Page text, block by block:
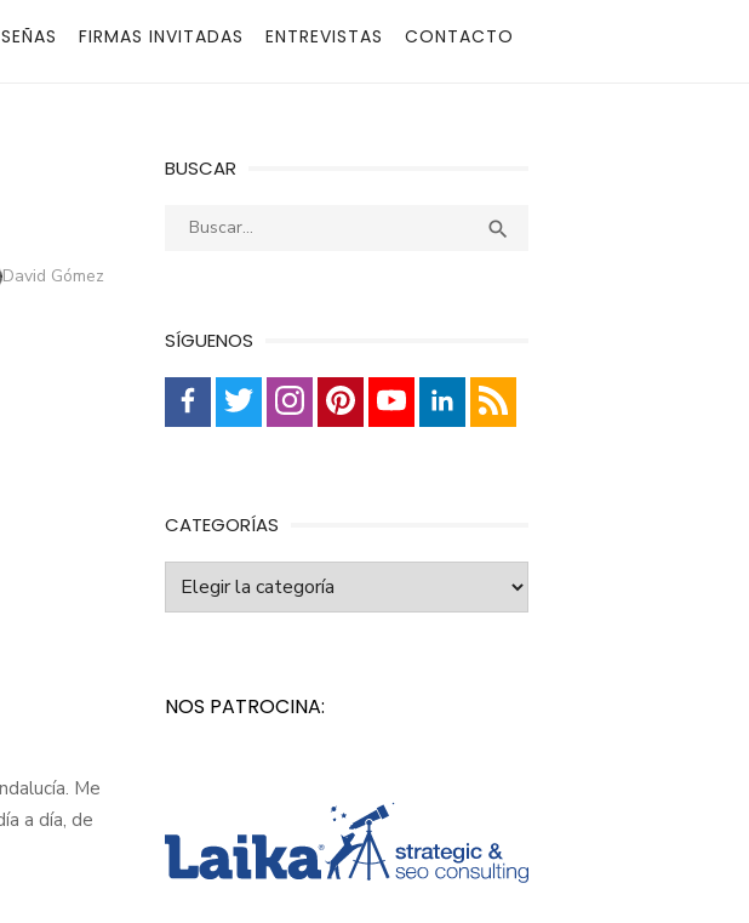
FIRMAS INVITADAS ENTREVISTAS CONTACTO
Autor
David Gómez
Me
a día, de
BUSCAR
Buscar: 
SÍGUENOS
CATEGORÍAS
NOS PATROCINA: